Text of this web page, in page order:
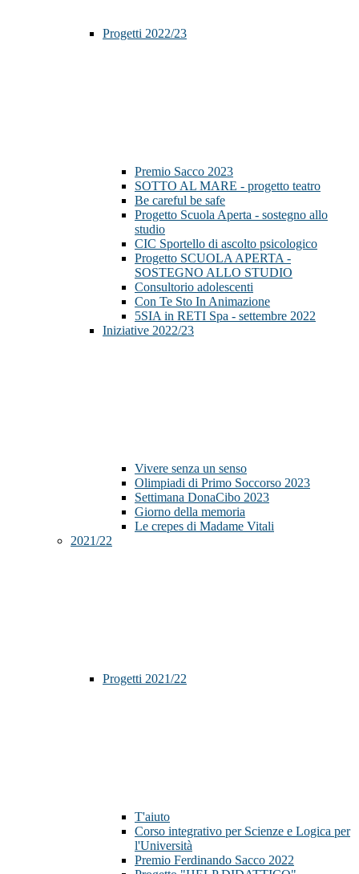
Progetti 2022/23
Premio Sacco 2023
SOTTO AL MARE - progetto teatro
Be careful be safe
Progetto Scuola Aperta - sostegno allo
studio
CIC Sportello di ascolto psicologico
Progetto SCUOLA APERTA -
SOSTEGNO ALLO STUDIO
Consultorio adolescenti
Con Te Sto In Animazione
5SIA in RETI Spa - settembre 2022
Iniziative 2022/23
Vivere senza un senso
Olimpiadi di Primo Soccorso 2023
Settimana DonaCibo 2023
Giorno della memoria
Le crepes di Madame Vitali
2021/22
Progetti 2021/22
T'aiuto
Corso integrativo per Scienze e Logica per
l'Università
Premio Ferdinando Sacco 2022